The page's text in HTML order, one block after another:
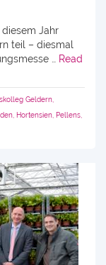
Jahr
teil – diesmal
…
Read
Geldern
Hortensien Pellens